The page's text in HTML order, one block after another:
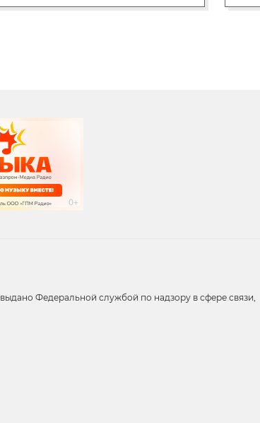
, выдано Федеральной службой по надзору в сфере связи,